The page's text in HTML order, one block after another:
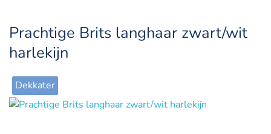
Prachtige Brits langhaar zwart/wit
harlekijn
Dekkater